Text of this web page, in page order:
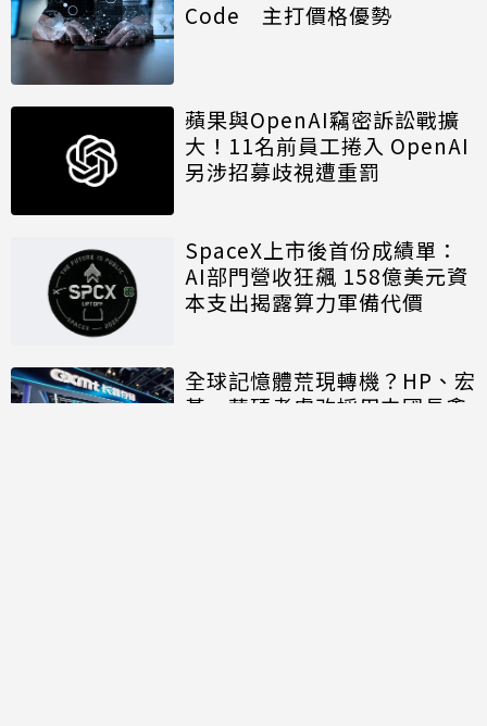
Code 主打價格優勢
蘋果與OpenAI竊密訴訟戰擴
大！11名前員工捲入 OpenAI
另涉招募歧視遭重罰
SpaceX上市後首份成績單：
AI部門營收狂飆 158億美元資
本支出揭露算力軍備代價
全球記憶體荒現轉機？HP、宏
碁、華碩考慮改採用中國長鑫